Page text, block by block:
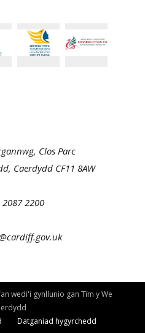
Clos Parc
Caerdydd CF11 8AW
2087 2200
wedi'i gynllunio gan Tȋm y We
Datganiad hygyrchedd